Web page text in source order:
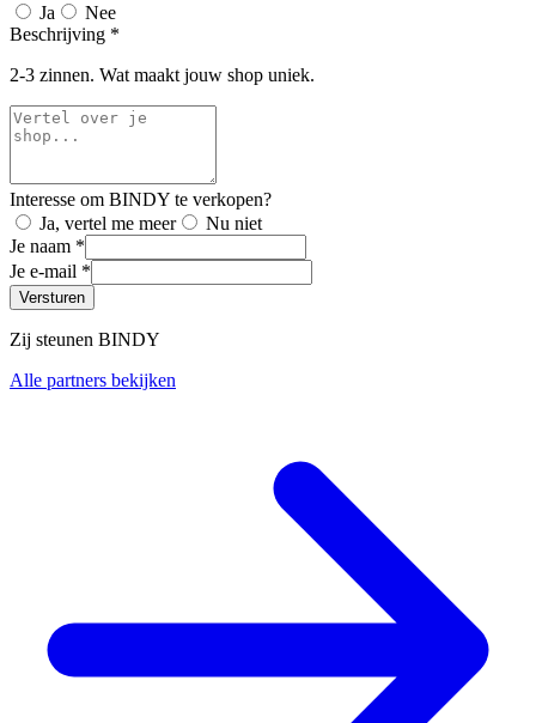
Ja
Nee
Beschrijving *
2-3 zinnen. Wat maakt jouw shop uniek.
Interesse om BINDY te verkopen?
Ja, vertel me meer
Nu niet
Je naam *
Je e-mail *
Versturen
Zij steunen BINDY
Alle partners bekijken